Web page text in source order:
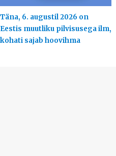
Täna, 6. augustil 2026 on
Eestis muutliku pilvisusega ilm,
kohati sajab hoovihma